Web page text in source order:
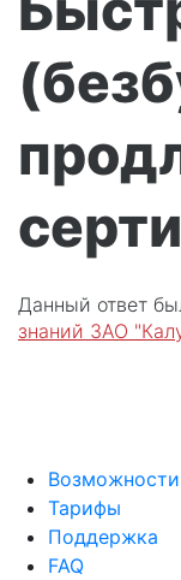
Данный ответ
знаний ЗАО
Возможности
Тарифы
Поддержка
FAQ